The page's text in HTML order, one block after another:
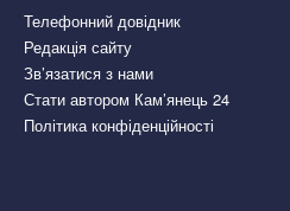
Телефонний довідник
Редакція сайту
Зв’язатися з нами
Стати автором Кам’янець 24
Політика конфіденційності